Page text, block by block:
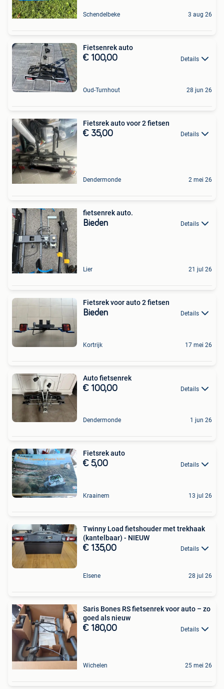
Schendelbeke 3 aug 26
Fietsenrek auto
€ 100,00 Details
Oud-Turnhout 28 jun 26
Fietsrek auto voor 2 fietsen
€ 35,00 Details
Dendermonde 2 mei 26
fietsenrek auto.
Bieden Details
Lier 21 jul 26
Fietsrek voor auto 2 fietsen
Bieden Details
Kortrijk 17 mei 26
Auto fietsenrek
€ 100,00 Details
Dendermonde 1 jun 26
Fietsrek auto
€ 5,00 Details
Kraainem 13 jul 26
Twinny Load fietshouder met trekhaak
(kantelbaar) - NIEUW
€ 135,00 Details
Elsene 28 jul 26
Saris Bones RS fietsenrek voor auto – zo
goed als nieuw
€ 180,00 Details
Wichelen 25 mei 26